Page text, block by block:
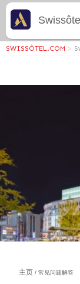
主页 常见问题解答
SWISSÔTEL.COM >